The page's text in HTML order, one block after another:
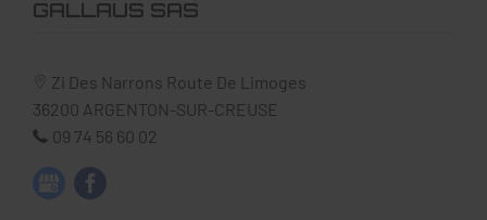
GALLAUS SAS
Zi Des Narrons Route De Limoges
36200 ARGENTON-SUR-CREUSE
09 74 56 60 02